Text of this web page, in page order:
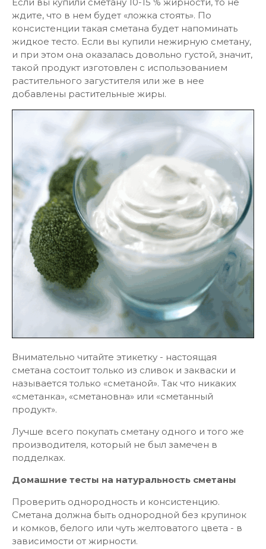
ждите, что в нем будет «ложка стоять». По
консистенции такая сметана будет напоминать
жидкое тесто. Если вы купили нежирную сметану,
и при этом она оказалась довольно густой, значит,
такой продукт изготовлен с использованием
растительного загустителя или же в нее
добавлены растительные жиры.
Внимательно читайте этикетку - настоящая
сметана состоит только из сливок и закваски и
называется только «сметаной». Так что никаких
«сметанка», «сметановна» или «сметанный
продукт».
Лучше всего покупать сметану одного и того же
производителя, который не был замечен в
подделках.
Домашние тесты на натуральность сметаны
Проверить однородность и консистенцию.
Сметана должна быть однородной без крупинок
и комков, белого или чуть желтоватого цвета - в
зависимости от жирности.